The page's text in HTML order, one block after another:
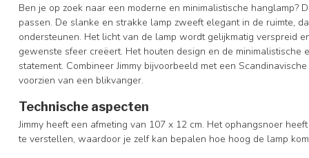
Ben je op zoek naar een moderne en minimalistische hanglamp?
passen. De slanke en strakke lamp zweeft elegant in de ruimte,
ondersteunen. Het licht van de lamp wordt gelijkmatig verspreid
gewenste sfeer creëert. Het houten design en de
statement. Combineer Jimmy bijvoorbeeld met een
voorzien van een blikvanger.
Technische aspecten
Jimmy heeft een afmeting van 107 x 12 cm. Het ophangsnoer
te verstellen, waardoor je zelf kan bepalen hoe hoog de lamp